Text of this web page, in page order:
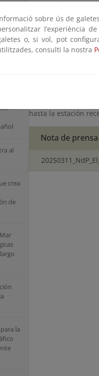
al
crea
de
la
La
La
La
Asimismo,
una estación
nueva
hasta la estación
Nota de prensa
sobre ús de
l’experiència
o, si vol, pot
consulti la nostra